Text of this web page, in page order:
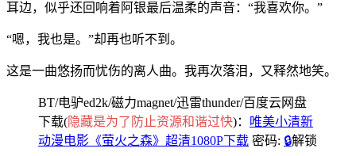
耳边，似乎还回响着阿银最后温柔的声音：“我喜欢你。”
“嗯，我也是。”却再也听不到。
这是一曲悠扬而忧伤的离人曲。我再次落泪，又释然地笑。
BT/电驴ed2k/磁力magnet/迅雷thunder/百度云网盘
下载(隐藏是为了防止资源和谐过快)：
唯美小清新
动漫电影《萤火之森》超清1080P下载 密码: 🔒解锁